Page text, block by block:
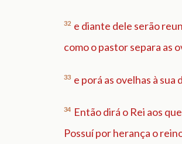
32 e diante dele serão
como o pastor separa as
33 e porá as ovelhas à
34 Então dirá o Rei aos
Possuí por herança o